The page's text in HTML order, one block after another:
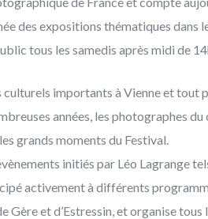
des expositions thématiques dans
tous les samedis après midi de
culturels importants à Vienne et tout
années, les photographes
grands moments du Festival.
initiés par Léo Lagrange
activement à différents
Gère et d’Estressin, et organise